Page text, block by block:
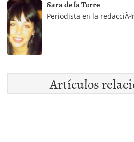
Sara de la Torre
Periodista en la
Artículos